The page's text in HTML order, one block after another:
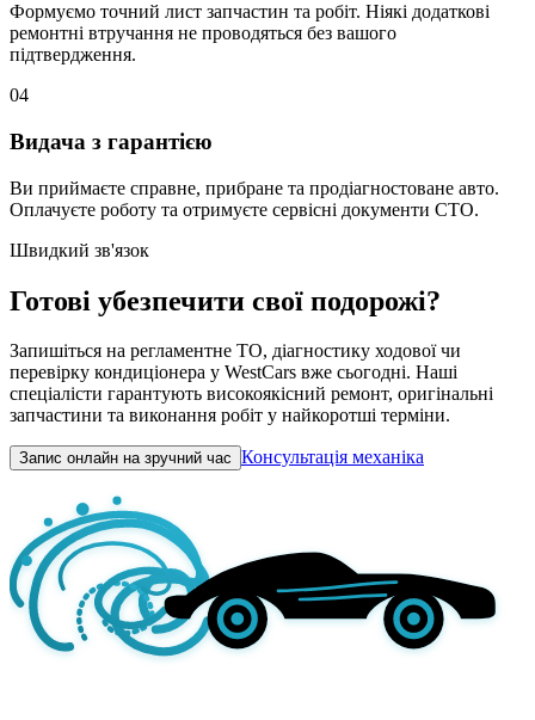
Формуємо точний лист запчастин та робіт. Ніякі додаткові
ремонтні втручання не проводяться без вашого
підтвердження.
04
Видача з гарантією
Ви приймаєте справне, прибране та продіагностоване авто.
Оплачуєте роботу та отримуєте сервісні документи СТО.
Швидкий зв'язок
Готові убезпечити свої подорожі?
Запишіться на регламентне ТО, діагностику ходової чи
перевірку кондиціонера у WestCars вже сьогодні. Наші
спеціалісти гарантують високоякісний ремонт, оригінальні
запчастини та виконання робіт у найкоротші терміни.
Запис онлайн на зручний час Консультація механіка